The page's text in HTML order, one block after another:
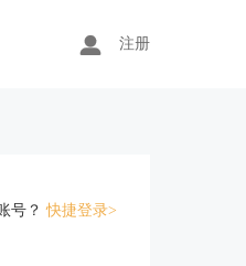
注册
号？快捷登录>